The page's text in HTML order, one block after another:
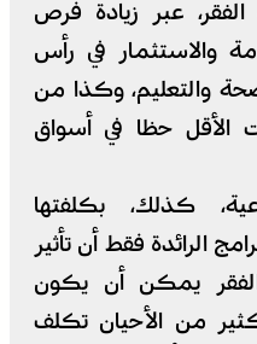
عبر زيادة فرص
والاستثمار في رأس
والتعليم، وكذا من
الأقل حظا في أسواق
كذلك، بكلفتها
الرائدة فقط أن تأثير
الفقر يمكن أن يكون
من الأحيان تكلف